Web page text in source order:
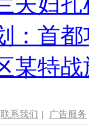
：首
某特
联系我们 | 广告服务